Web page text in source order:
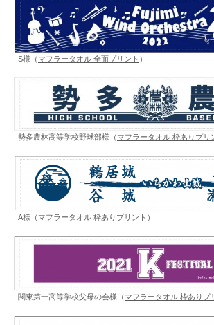
S様（ マフラータオル 全面プリント ）
勢多農林高等学校野球部様（ マフラータオル 枠ありプリ
A様（ マフラータオル 枠ありプリント ）
関東第一高等学校父母の会様（ マフラータオル 枠ありプ